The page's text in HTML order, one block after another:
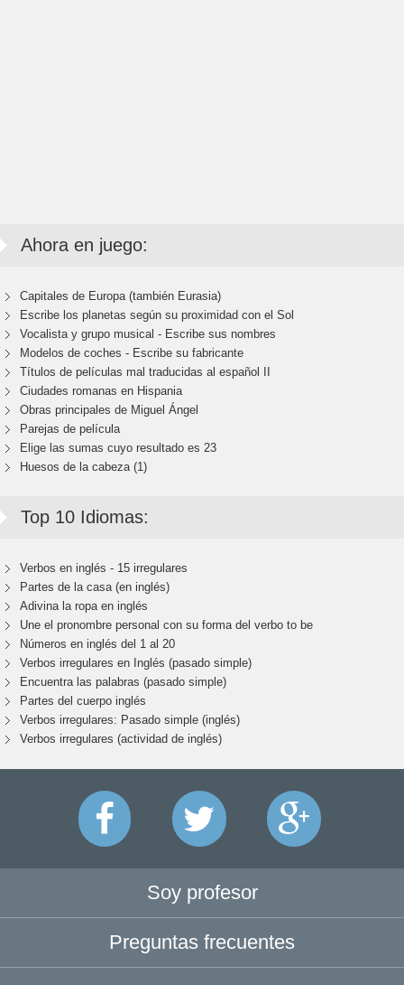
Ahora en juego:
Capitales de Europa (también Eurasia)
Escribe los planetas según su proximidad con el Sol
Vocalista y grupo musical - Escribe sus nombres
Modelos de coches - Escribe su fabricante
Títulos de películas mal traducidas al español II
Ciudades romanas en Hispania
Obras principales de Miguel Ángel
Parejas de película
Elige las sumas cuyo resultado es 23
Huesos de la cabeza (1)
Top 10 Idiomas:
Verbos en inglés - 15 irregulares
Partes de la casa (en inglés)
Adivina la ropa en inglés
Une el pronombre personal con su forma del verbo to be
Números en inglés del 1 al 20
Verbos irregulares en Inglés (pasado simple)
Encuentra las palabras (pasado simple)
Partes del cuerpo inglés
Verbos irregulares: Pasado simple (inglés)
Verbos irregulares (actividad de inglés)
Soy profesor
Preguntas frecuentes